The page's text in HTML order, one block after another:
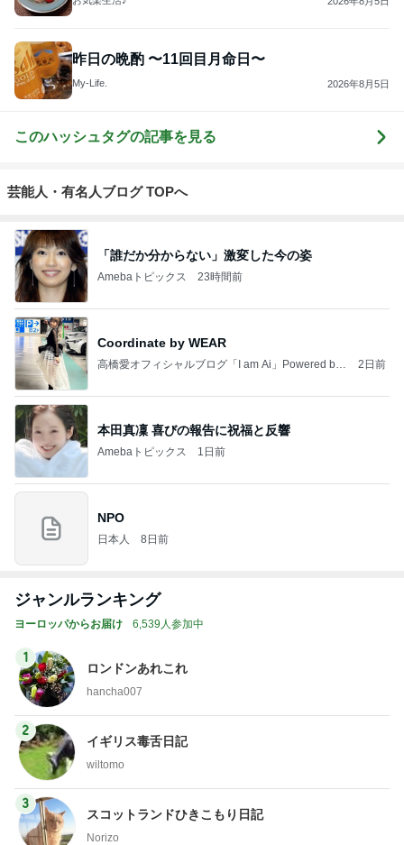
昨日の晩酌 〜11回目月命日〜
My-Life. 2026年8月5日
このハッシュタグの記事を見る
芸能人・有名人ブログ TOPへ
「誰だか分からない」激変した今の姿
Amebaトピックス 23時間前
Coordinate by WEAR
高橋愛オフィシャルブログ「I am Ai」Powered by
2日前
本田真凜 喜びの報告に祝福と反響
Amebaトピックス 1日前
NPO
日本人 8日前
ジャンルランキング
ヨーロッパからお届け 6,539人参加中
1
ロンドンあれこれ
hancha007
2
イギリス毒舌日記
wiltomo
3
スコットランドひきこもり日記
Norizo